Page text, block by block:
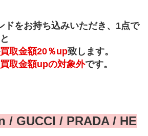
ドをお持ち込みいただき、1点で
買取金額20％up致します。
取金額upの対象外です。
/ GUCCI / PRADA / HE